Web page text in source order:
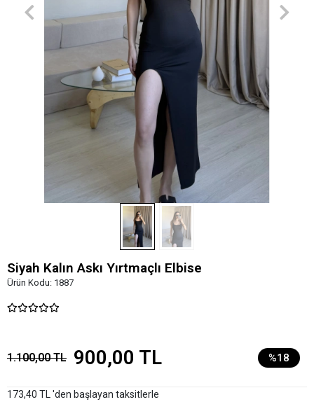
Siyah Kalın Askı Yırtmaçlı Elbise
Ürün Kodu: 1887
1.100,00 TL 900,00 TL %18
173,40 TL 'den başlayan taksitlerle